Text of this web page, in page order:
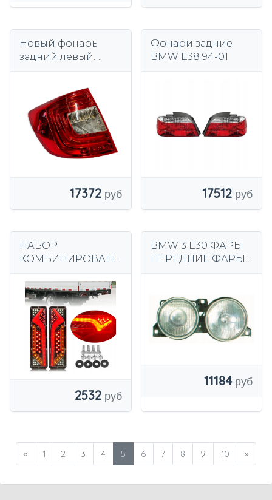
Новый фонарь
задний левый
17372
Фонари задние
BMW E38 94-01
17512
НАБОР
КОМБИНИРОВАНН
СВЕТОДИОДНЫЕ
ЗАДНИЕ ФОНАРИ
ДЛЯ ПРИЦЕПА
TRAILER 2X
2532
BMW 3 E30 ФАРЫ
ПЕРЕДНИЕ ФАРЫ
H1/W5W
11184
« 1 2 3 4 5 6 7 8 9 10 »